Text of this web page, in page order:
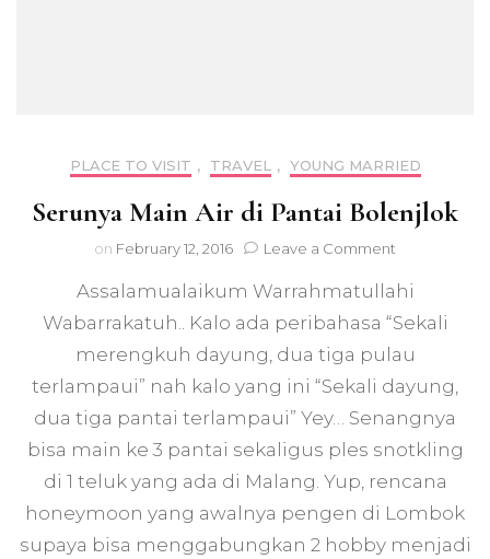
PLACE TO VISIT , TRAVEL , YOUNG MARRIED
Serunya Main Air di Pantai Bolenjlok
on February 12, 2016 Leave a Comment
Main
Air
di
Pantai
Assalamualaikum Warrahmatullahi
Wabarrakatuh.. Kalo ada peribahasa “Sekali
merengkuh dayung, dua tiga pulau
terlampaui” nah kalo yang ini “Sekali dayung,
dua tiga pantai terlampaui” Yey… Senangnya
bisa main ke 3 pantai sekaligus ples snotkling
di 1 teluk yang ada di Malang. Yup, rencana
honeymoon yang awalnya pengen di Lombok
supaya bisa menggabungkan 2 hobby menjadi